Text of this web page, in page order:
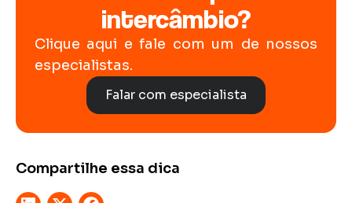
intercâmbio?
Clique aqui e fale com um de nossos
especialistas.
Falar com especialista
Compartilhe essa dica